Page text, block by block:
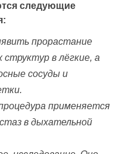
следующие
прорастание
в лёгкие, а
сосуды и
применяется
в дыхательной